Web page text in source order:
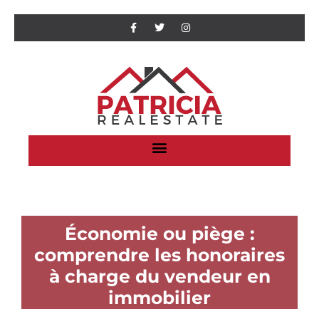
Économie ou piège :
comprendre les honoraires
à charge du vendeur en
immobilier